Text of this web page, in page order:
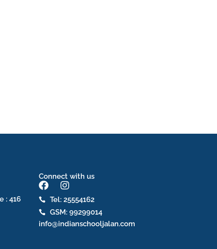
: 416
Connect with us
F
c
e
b
I
s
t
a
Tel: 25554162
GSM: 99299014
info@indianschooljalan.com